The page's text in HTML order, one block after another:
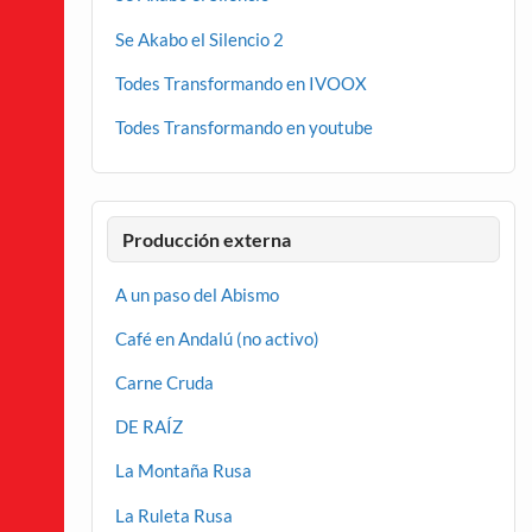
Se Akabo el Silencio 2
Todes Transformando en IVOOX
Todes Transformando en youtube
Producción externa
A un paso del Abismo
Café en Andalú (no activo)
Carne Cruda
DE RAÍZ
La Montaña Rusa
La Ruleta Rusa